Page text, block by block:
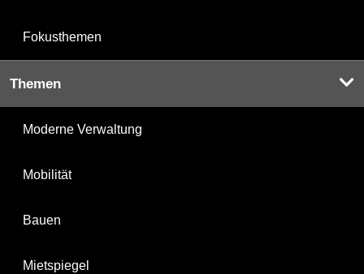
Fokusthemen
Themen
Moderne Verwaltung
Mobilität
Bauen
Mietspiegel